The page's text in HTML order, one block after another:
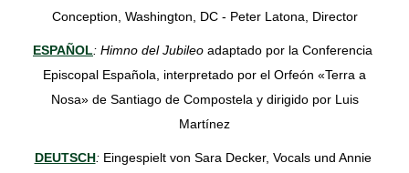
Conception, Washington, DC - Peter Latona, Director
ESPAÑOL: Himno del Jubileo adaptado por la Conferencia
Episcopal Española, interpretado por el Orfeón «Terra a
Nosa» de Santiago de Compostela y dirigido por Luis
Martínez
DEUTSCH: Eingespielt von Sara Decker, Vocals und Annie